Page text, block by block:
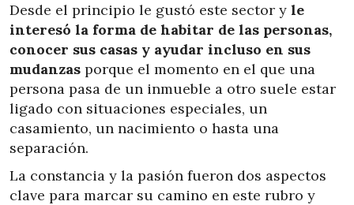
Desde el principio le gustó este sector y le
interesó la forma de habitar de las personas,
conocer sus casas y ayudar incluso en sus
mudanzas porque el momento en el que una
persona pasa de un inmueble a otro suele estar
ligado con situaciones especiales, un
casamiento, un nacimiento o hasta una
separación.
La constancia y la pasión fueron dos aspectos
clave para marcar su camino en este rubro y